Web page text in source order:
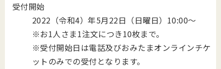
受付開始
2022（令和4）年5月22日（日曜日）10:00～
※お1人さま1注文につき10枚まで。
※受付開始日は電話及びおみたまオンラインチケ
ットのみでの受付となります。